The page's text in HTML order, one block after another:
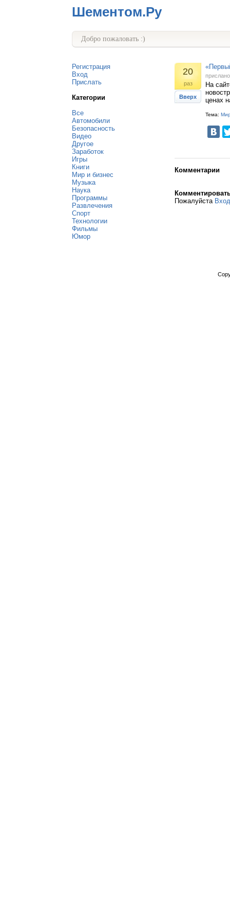
Шементом.Ру
Добро пожаловать :)
Регистрация
Вход
Прислать
Категории
Все
Автомобили
Безопасность
Видео
Другое
Заработок
Игры
Книги
Мир и бизнес
Музыка
Наука
Программы
Развлечения
Спорт
Технологии
Фильмы
Юмор
20
раз
Вверх
На
ценах
Тема:
Комментарии
Пожалуйста Вход